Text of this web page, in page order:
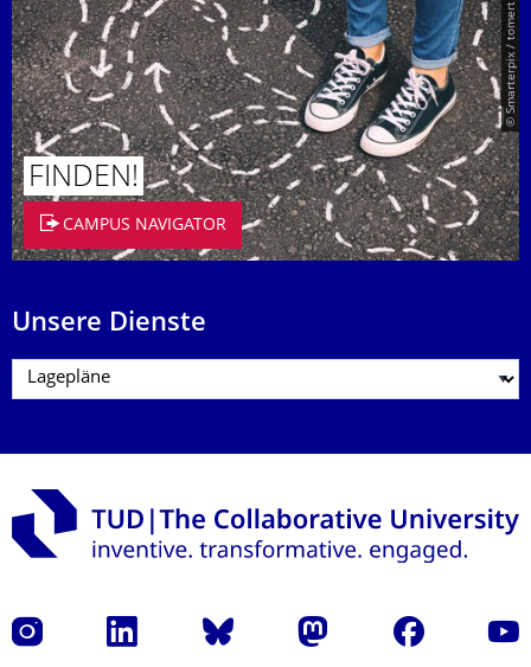
© Smarterpix / tomert
FINDEN!
CAMPUS NAVIGATOR
Unsere Dienste
Instagram LinkedIn Bluesky Mastodon Facebook